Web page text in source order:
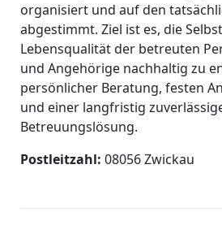
organisiert und auf den
abgestimmt. Ziel ist es, die
Lebensqualität der betreuten
und Angehörige nachhaltig zu
persönlicher Beratung, festen
und einer langfristig
Betreuungslösung.
Postleitzahl: 08056 Zwickau